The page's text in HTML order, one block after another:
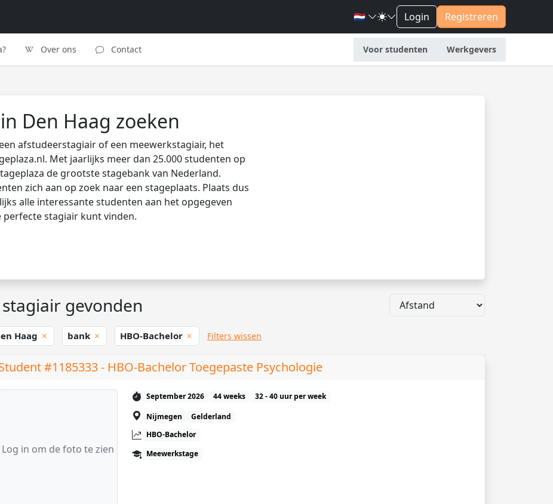
🇳🇱 Login Registreren
Over ons Contact Voor studenten Werkgevers
Den Haag zoeken
afstudeerstagiair of een meewerkstagiair, het
Met jaarlijks meer dan 25.000 studenten op
de grootste stagebank van Nederland.
zich aan op zoek naar een stageplaats. Plaats dus
alle interessante studenten aan het opgegeven
stagiair kunt vinden.
stagiair gevonden
Haag bank HBO-Bachelor Filters wissen
#1185333 - HBO-Bachelor Toegepaste Psychologie
Log in om de foto te zien
September 2026 44 weeks
32 - 40 uur per week
Nijmegen
Gelderland
HBO-Bachelor
Meewerkstage